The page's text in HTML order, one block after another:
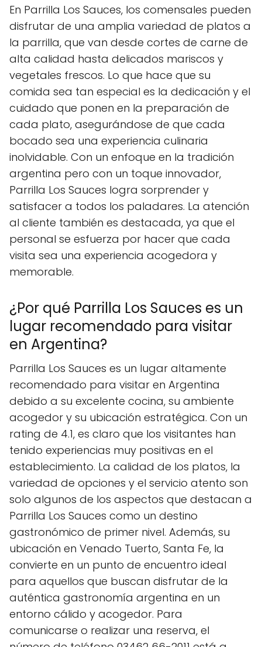
En Parrilla Los Sauces, los comensales pueden
disfrutar de una amplia variedad de platos a
la parrilla, que van desde cortes de carne de
alta calidad hasta delicados mariscos y
vegetales frescos. Lo que hace que su
comida sea tan especial es la dedicación y el
cuidado que ponen en la preparación de
cada plato, asegurándose de que cada
bocado sea una experiencia culinaria
inolvidable. Con un enfoque en la tradición
argentina pero con un toque innovador,
Parrilla Los Sauces logra sorprender y
satisfacer a todos los paladares. La atención
al cliente también es destacada, ya que el
personal se esfuerza por hacer que cada
visita sea una experiencia acogedora y
memorable.
¿Por qué Parrilla Los Sauces es un
lugar recomendado para visitar
en Argentina?
Parrilla Los Sauces es un lugar altamente
recomendado para visitar en Argentina
debido a su excelente cocina, su ambiente
acogedor y su ubicación estratégica. Con un
rating de 4.1, es claro que los visitantes han
tenido experiencias muy positivas en el
establecimiento. La calidad de los platos, la
variedad de opciones y el servicio atento son
solo algunos de los aspectos que destacan a
Parrilla Los Sauces como un destino
gastronómico de primer nivel. Además, su
ubicación en Venado Tuerto, Santa Fe, la
convierte en un punto de encuentro ideal
para aquellos que buscan disfrutar de la
auténtica gastronomía argentina en un
entorno cálido y acogedor. Para
comunicarse o realizar una reserva, el